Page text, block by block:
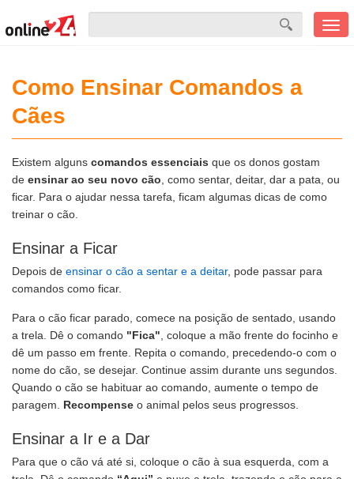
Como Ensinar Comandos a
Cães
Existem alguns comandos essenciais que os donos gostam
de ensinar ao seu novo cão , como sentar, deitar, dar a pata, ou
ficar. Para o ajudar nessa tarefa, ficam algumas dicas de como
treinar o cão.
Ensinar a Ficar
Depois de ensinar o cão a sentar e a deitar, pode passar para
comandos como ficar.
Para o cão ficar parado, comece na posição de sentado, usando
a trela. Dê o comando "Fica" , coloque a mão frente do focinho e
dê um passo em frente. Repita o comando, precedendo-o com o
nome do cão, se desejar. Continue assim durante uns segundos.
Quando o cão se habituar ao comando, aumente o tempo de
paragem. Recompense o animal pelos seus progressos.
Ensinar a Ir e a Dar
Para que o cão vá até si, coloque o cão à sua esquerda, com a